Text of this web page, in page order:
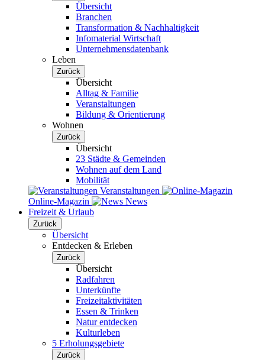
Übersicht
Branchen
Transformation & Nachhaltigkeit
Infomaterial Wirtschaft
Unternehmensdatenbank
Leben
Zurück
Übersicht
Alltag & Familie
Veranstaltungen
Bildung & Orientierung
Wohnen
Zurück
Übersicht
23 Städte & Gemeinden
Wohnen auf dem Land
Mobilität
Veranstaltungen
Online-Magazin
News
Freizeit & Urlaub
Zurück
Übersicht
Entdecken & Erleben
Zurück
Übersicht
Radfahren
Unterkünfte
Freizeitaktivitäten
Essen & Trinken
Natur entdecken
Kulturleben
5 Erholungsgebiete
Zurück